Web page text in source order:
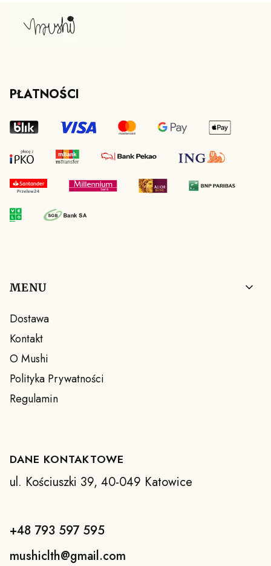
PŁATNOŚCI
Linki w stopce
MENU
Dostawa
Kontakt
O Mushi
Polityka Prywatności
Regulamin
DANE KONTAKTOWE
ul. Kościuszki 39, 40-049 Katowice
+48 793 597 595
mushiclth@gmail.com